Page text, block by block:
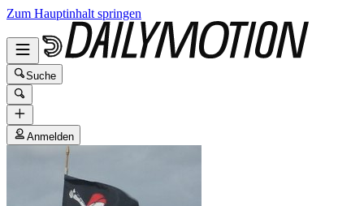
Zum Hauptinhalt springen
Suche
Anmelden